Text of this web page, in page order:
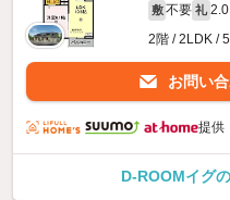
敷 不要 礼 2.0
2階 / 2LDK /
お問い
提供
D-ROOMイグ